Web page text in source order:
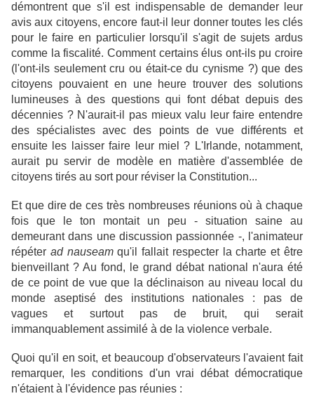
démontrent que s'il est indispensable de demander leur
avis aux citoyens, encore faut-il leur donner toutes les clés
pour le faire en particulier lorsqu'il s'agit de sujets ardus
comme la fiscalité. Comment certains élus ont-ils pu croire
(l'ont-ils seulement cru ou était-ce du cynisme ?) que des
citoyens pouvaient en une heure trouver des solutions
lumineuses à des questions qui font débat depuis des
décennies ? N'aurait-il pas mieux valu leur faire entendre
des spécialistes avec des points de vue différents et
ensuite les laisser faire leur miel ? L'Irlande, notamment,
aurait pu servir de modèle en matière d'assemblée de
citoyens tirés au sort pour réviser la Constitution...
Et que dire de ces très nombreuses réunions où à chaque
fois que le ton montait un peu - situation saine au
demeurant dans une discussion passionnée -, l'animateur
répéter ad nauseamqu'il fallait respecter la charte et être
bienveillant ? Au fond, le grand débat national n'aura été
de ce point de vue que la déclinaison au niveau local du
monde aseptisé des institutions nationales : pas de
vagues et surtout pas de bruit, qui serait
immanquablement assimilé à de la violence verbale.
Quoi qu'il en soit, et beaucoup d'observateurs l'avaient fait
remarquer, les conditions d'un vrai débat démocratique
n'étaient à l'évidence pas réunies :